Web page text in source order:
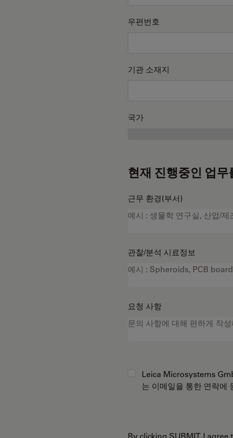
우편번호
기관 소재지
국가
현재 진행중인 업무
근무 환경(부서)
관찰/분석 시료정보
요청 사항
Leica Microsystems
는 이메일을 통한 연락에
By clicking SUBMIT, I